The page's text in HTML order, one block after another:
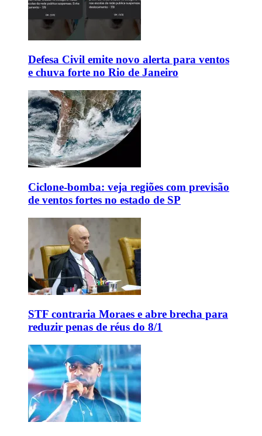
Defesa Civil emite novo alerta para ventos
e chuva forte no Rio de Janeiro
Ciclone-bomba: veja regiões com previsão
de ventos fortes no estado de SP
STF contraria Moraes e abre brecha para
reduzir penas de réus do 8/1